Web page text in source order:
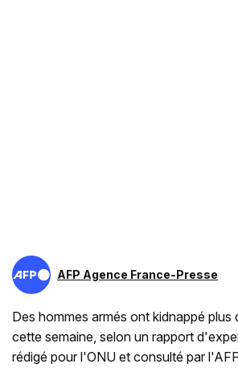
AFP Agence France-Presse
Des hommes armés ont kidnappé
cette semaine, selon un rapport
rédigé pour l'ONU et consulté par